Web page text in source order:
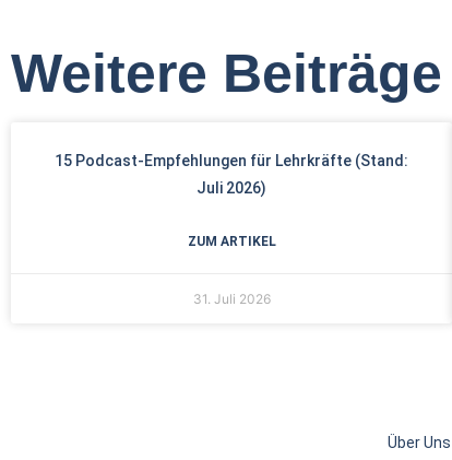
Weitere Beiträge
15 Podcast-Empfehlungen für Lehrkräfte (Stand:
Juli 2026)
ZUM ARTIKEL
31. Juli 2026
Über Uns